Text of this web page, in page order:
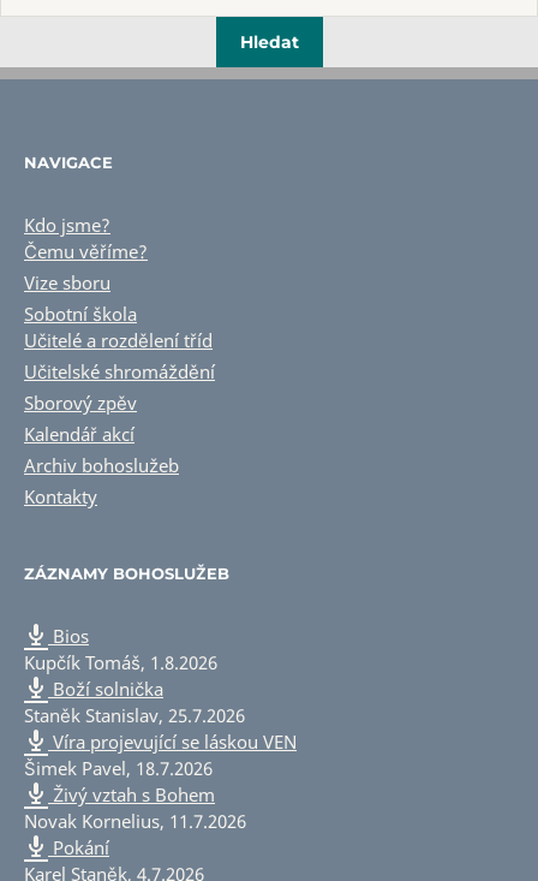
NAVIGACE
Kdo jsme?
Čemu věříme?
Vize sboru
Sobotní škola
Učitelé a rozdělení tříd
Učitelské shromáždění
Sborový zpěv
Kalendář akcí
Archiv bohoslužeb
Kontakty
ZÁZNAMY BOHOSLUŽEB
Bios
Kupčík Tomáš, 1.8.2026
Boží solnička
Staněk Stanislav, 25.7.2026
Víra projevující se láskou VEN
Šimek Pavel, 18.7.2026
Živý vztah s Bohem
Novak Kornelius, 11.7.2026
Pokání
Karel Staněk, 4.7.2026